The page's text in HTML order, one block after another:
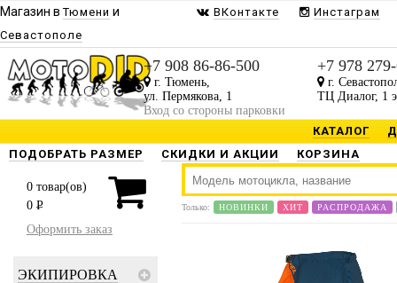
Магазин вТюмени и
Севастополе
ВКонтакте Инстаграм
+7 908 86-86-500
г. Тюмень,
ул. Пермякова, 1
Вход со стороны парковки
+7 978
г.
ТЦ Диалог, 1
КАТАЛОГ
ПОДОБРАТЬ РАЗМЕР
СКИДКИ И АКЦИИ КОРЗИНА
0 товар(ов)
0 P
Оформить заказ
ЭКИПИРОВКА
Только: НОВИНКИ ХИТ РАСПРОДАЖА